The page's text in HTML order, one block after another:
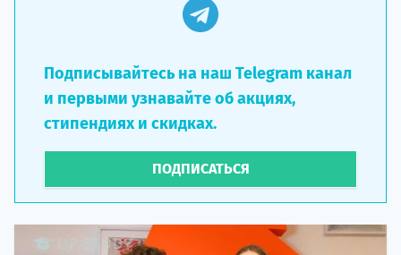
Подписывайтесь на наш Telegram канал
и первыми узнавайте об акциях,
стипендиях и скидках.
ПОДПИСАТЬСЯ